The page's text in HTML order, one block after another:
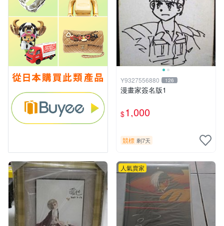
Y9327556880 126
漫畫家簽名版1
$1,000
競標 剩7天
人氣賣家